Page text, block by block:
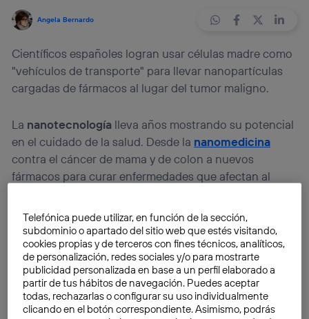
Angela Bernardo
Científicos españoles logran usar células madre como
"vehículos de transporte" para llevar nanopartículas
cargadas de fármacos al lugar del tumor maligno.
La nanotecnología lleva años mostrando su potencial
en el cuidado de la salud. Desde la nanomedicina
contra el cáncer de mama y de colon a nuevos
fármacos para curar enfermedades que afectan al
donde esta disciplina sea clave en el diagnóstico y
tratamiento de diferentes patologías.
En ese sentido, una de las grandes esperanzas de la
medicina personalizada reside en lasnanopartículas
Como demuestra el trabajo deMedcom Tech, estos
sistemas nanotecnológicos pueden «guiar» a los
Telefónica puede utilizar, en función de la sección,
subdominio o apartado del sitio web que estés visitando,
cookies propias y de terceros con fines técnicos, analíticos,
de personalización, redes sociales y/o para mostrarte
publicidad personalizada en base a un perfil elaborado a
partir de tus hábitos de navegación. Puedes aceptar
todas, rechazarlas o configurar su uso individualmente
clicando en el botón correspondiente. Asimismo, podrás